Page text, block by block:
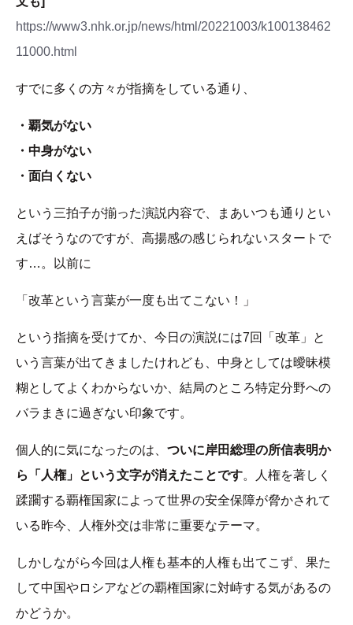
https://www3.nhk.or.jp/news/html/20221003/k100138462
11000.html
すでに多くの方々が指摘をしている通り、
・覇気がない
・中身がない
・面白くない
という三拍子が揃った演説内容で、まあいつも通りとい
えばそうなのですが、高揚感の感じられないスタートで
す…。以前に
「改革という言葉が一度も出てこない！」
という指摘を受けてか、今日の演説には7回「改革」と
いう言葉が出てきましたけれども、中身としては曖昧模
糊としてよくわからないか、結局のところ特定分野への
バラまきに過ぎない印象です。
個人的に気になったのは、 ついに岸田総理の所信表明か
ら「人権」という文字が消えたことです。人権を著しく
蹂躙する覇権国家によって世界の安全保障が脅かされて
いる昨今、人権外交は非常に重要なテーマ。
しかしながら今回は人権も基本的人権も出てこず、果た
して中国やロシアなどの覇権国家に対峙する気があるの
かどうか。